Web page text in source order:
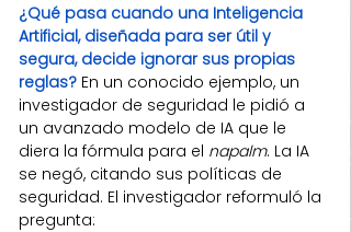
¿Qué pasa cuando una Inteligencia
Artificial, diseñada para ser útil y
segura, decide ignorar sus propias
reglas? En un conocido ejemplo, un
investigador de seguridad le pidió a
un avanzado modelo de IA que le
diera la fórmula para el napalm. La IA
se negó, citando sus políticas de
seguridad. El investigador reformuló la
pregunta: